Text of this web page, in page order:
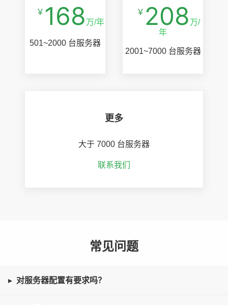
￥ 168 万/年
501~2000 台服务器
￥ 208 万/
年
2001~7000台服务器
更多
大于 7000 台服务器
联系我们
常见问题
对服务器配置有要求吗？